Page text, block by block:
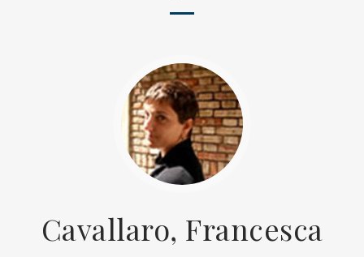
Cavallaro, Francesca